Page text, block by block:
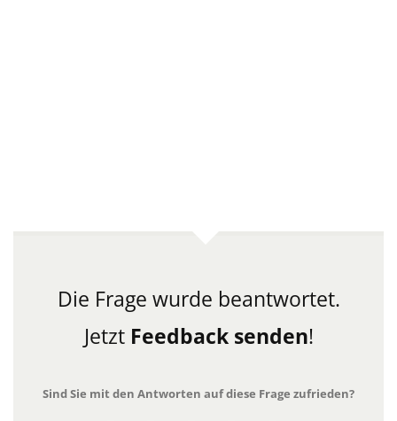
Die Frage wurde beantwortet.
Jetzt Feedback senden!
Sind Sie mit den Antworten auf diese Frage zufrieden?